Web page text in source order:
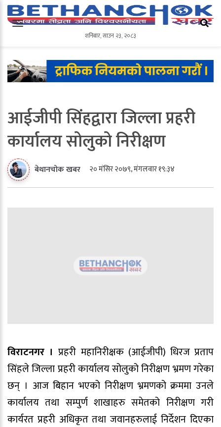
शनिबार,साउन २३,२०८३
शनिबार,साउन २३, २०८३
आईजीपी सिंहद्वारा जिल्ला प्रहरी
कार्यालय सोलुको निरीक्षण
बेथानचोक खबर २० मंसिर २०७९, मंगलवार १९:३४
विराटनगर ।प्रहरी महानिरीक्षक (आईजीपी) धिरज प्रताप
सिंहले जिल्ला प्रहरी कार्यालय सोलुको निरीक्षण भ्रमण गरेका
छन् । आज बिहान भएको निरीक्षण भ्रमणको क्रममा उनले
कार्यालय तथा सम्पुर्ण शाखाहरु समेतको निरीक्षण गरी
कार्यरत प्रहरी अधिकृत तथा जवानहरुलाई निर्देशन दिएका